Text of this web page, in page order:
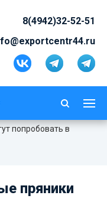
8(4942)32-52-51
попробовать в
пряники